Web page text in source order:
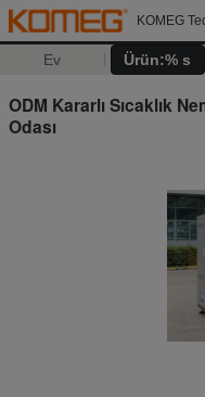
KOMEG
Ev Ürün:% s
ODM Kararlı Sıcaklık
Odası